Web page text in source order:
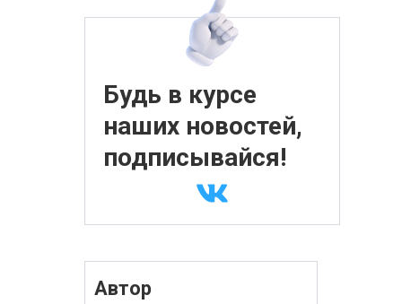
Будь в курсе
наших новостей,
подписывайся!
Автор